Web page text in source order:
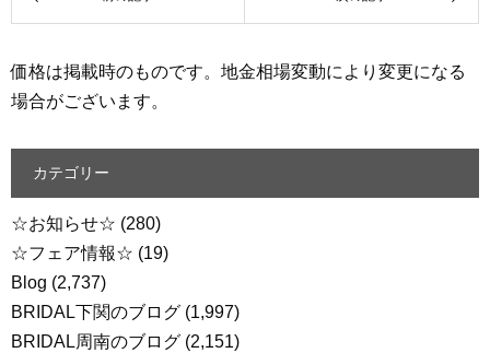
価格は掲載時のものです。地金相場変動により変更になる
場合がございます。
カテゴリー
☆お知らせ☆ (280)
☆フェア情報☆ (19)
Blog (2,737)
BRIDAL下関のブログ (1,997)
BRIDAL周南のブログ (2,151)